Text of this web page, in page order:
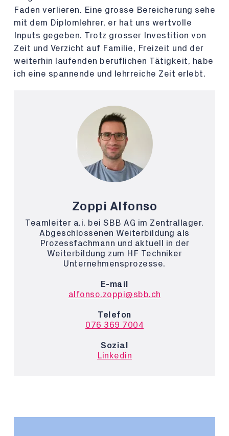
Faden verlieren. Eine grosse Bereicherung sehe
mit dem Diplomlehrer, er hat uns wertvolle
Inputs gegeben. Trotz grosser Investition von
Zeit und Verzicht auf Familie, Freizeit und der
weiterhin laufenden beruflichen Tätigkeit, habe
ich eine spannende und lehrreiche Zeit erlebt.
Zoppi Alfonso
Teamleiter a.i. bei SBB AG im Zentrallager.
Abgeschlossenen Weiterbildung als
Prozessfachmann und aktuell in der
Weiterbildung zum HF Techniker
Unternehmensprozesse.
E-mail
alfonso.zoppi@sbb.ch
Telefon
076 369 7004
Sozial
Linkedin